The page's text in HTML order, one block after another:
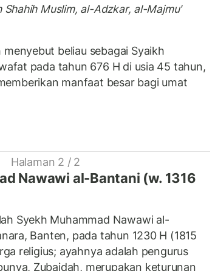
Shahih Muslim, al-Adzkar, al-Majmu'
menyebut beliau sebagai Syaikh
pada tahun 676 H di usia 45 tahun,
manfaat besar bagi umat
Halaman 2 / 2
Nawawi al-Bantani (w. 1316
Syekh Muhammad Nawawi al-
Banten, pada tahun 1230 H (1815
religius; ayahnya adalah pengurus
Zubaidah, merupakan keturunan